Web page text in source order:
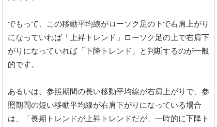
でもって、この移動平均線がローソク足の下で右肩上がり
になっていれば「上昇トレンド」ローソク足の上で右肩下
がりになっていれば「下降トレンド」と判断するのが一般
的です。
あるいは、参照期間の長い移動平均線が右肩上がりで、参
照期間の短い移動平均線が右肩下がりになっている場合
は、「長期トレンドが上昇トレンドだが、一時的に下降ト